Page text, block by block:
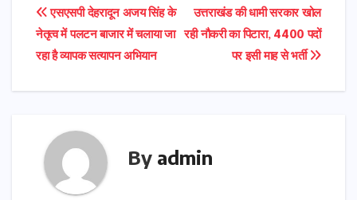
Post
navigation
उत्तराखंड की धामी सरकार खोल
रही नौकरी का पिटारा, 4400 पदों
पर इसी माह से भर्ती
एसएसपी देहरादून अजय सिंह के
नेतृत्व में पलटन बाजार में चलाया जा
रहा है व्यापक सत्यापन अभियान
By admin